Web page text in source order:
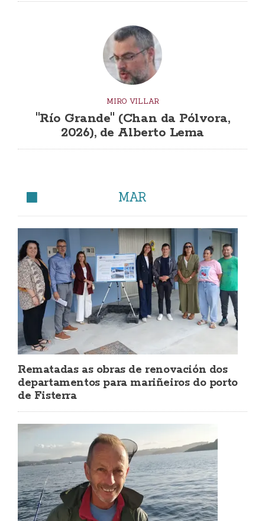
MIRO VILLAR
"Río Grande" (Chan da Pólvora,
2026), de Alberto Lema
MAR
Rematadas as obras de renovación dos
departamentos para mariñeiros do porto
de Fisterra